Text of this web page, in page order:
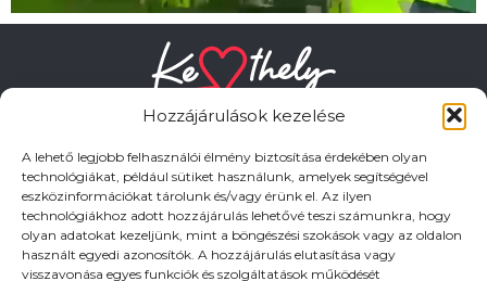
Hozzájárulások kezelése
A lehető legjobb felhasználói élmény biztosítása érdekében olyan
technológiákat, például sütiket használunk, amelyek segítségével
eszközinformációkat tárolunk és/vagy érünk el. Az ilyen
technológiákhoz adott hozzájárulás lehetővé teszi számunkra, hogy
olyan adatokat kezeljünk, mint a böngészési szokások vagy az oldalon
használt egyedi azonosítók. A hozzájárulás elutasítása vagy
visszavonása egyes funkciók és szolgáltatások működését
HASZNOS LINKEK
Adatkezelési tájékoztató